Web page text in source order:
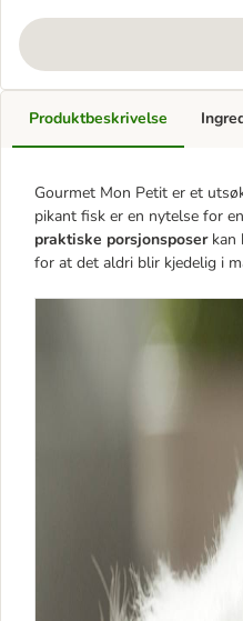
Produktbeskrivelse
Gourmet Mon Petit er et
pikant fisk er en nytelse for
praktiske porsjonsposerkan
for at det aldri blir kjedelig i